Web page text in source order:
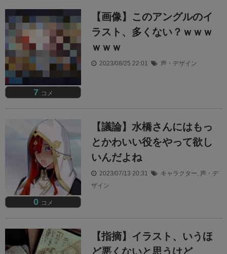
7 コメ
【画像】このアングルのイ
ラスト、多くない？ｗｗｗ
ｗｗｗ
2023/08/25 22:01 声・デザイン
0 コメ
【議論】水橋さんにはもっ
とかわいい役をやって欲し
いんだよね
2023/07/13 20:31 キャラクター, 声・デ
ザイン
【指摘】イラスト、いうほ
ど悪くないと思うけど